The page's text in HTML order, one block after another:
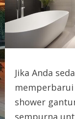
Jika Anda
shower
sempurna